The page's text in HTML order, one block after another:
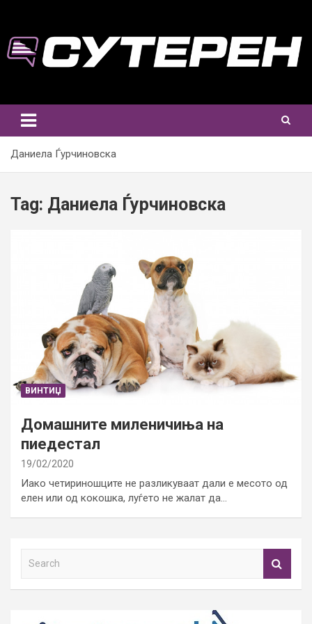
content
Даниела Ѓурчиновска
Tag: Даниела Ѓурчиновска
ВИНТИЏ
Домашните миленичиња на
пиедестал
19/02/2020
Иако четириношците не разликуваат дали е месото од
елен или од кокошка, луѓето не жалат да…